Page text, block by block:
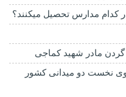
کدام مدارس تحصیل میکنند؟
گردن مادر شهید کماجی
نخست دو میدانی کشور